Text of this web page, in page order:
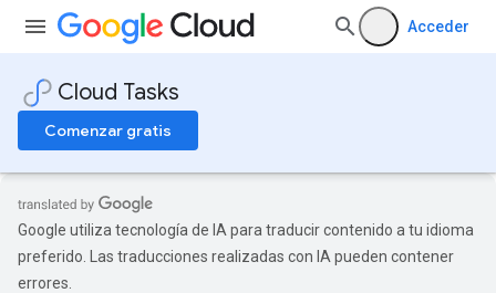
Acceder
Cloud Tasks
Comenzar gratis
Google utiliza tecnología de IA para traducir contenido a tu idioma
preferido. Las traducciones realizadas con IA pueden contener
errores.